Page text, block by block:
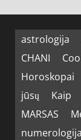
astrologija
CHANI
Horoskopai
jūsų
Kaip
MARSAS
numerologija